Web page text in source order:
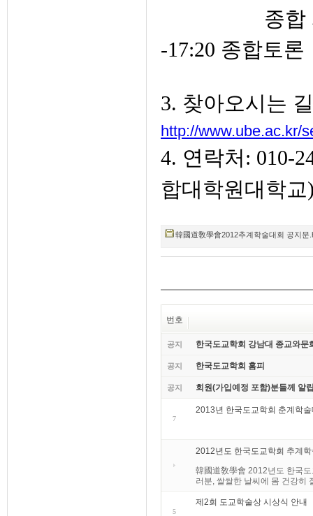
종합
-17:20 종합토론
3. 찾아오시는
http://www.ube.ac.kr/
4. 연락처: 010-
합대학원대학교
韓國道敎學會2012추계학술대회 공지문
번호
공지 한국도교학회 강남대 종교와문
공지 한국도교학회 홈피
공지 회원(가입예정 포함)분들께 알
7
2013년 한국도교학회 춘계학
2012년도 한국도교학회 추계
韓國道敎學會 2012년도 한국
러분, 쌀쌀한 날씨에 몸 건강히
5
제2회 도교학술상 시상식 안내